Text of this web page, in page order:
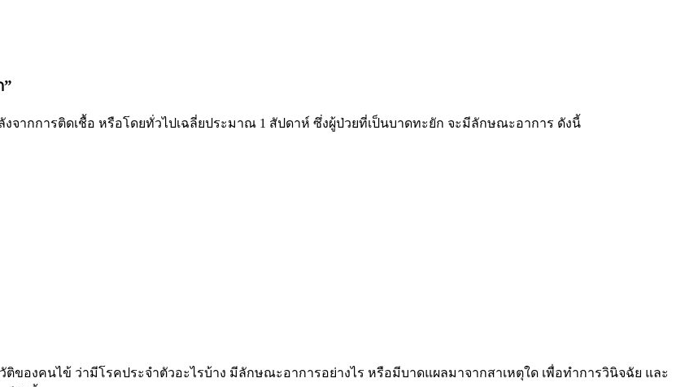
งจากการติดเชื้อ หรือโดยทั่วไปเฉลี่ยประมาณ 1 สัปดาห์ ซึ่งผู้ป่วยที่เป็นบาดทะยัก จะมีลักษณะอาการ ดังนี้
ของคนไข้ ว่ามีโรคประจำตัวอะไรบ้าง มีลักษณะอาการอย่างไร หรือมีบาดแผลมาจากสาเหตุใด เพื่อทำการวินิจฉัย และ